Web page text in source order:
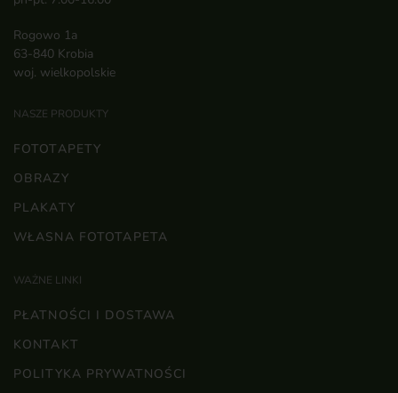
Rogowo 1a
63-840 Krobia
woj. wielkopolskie
NASZE PRODUKTY
FOTOTAPETY
OBRAZY
PLAKATY
WŁASNA FOTOTAPETA
WAŻNE LINKI
PŁATNOŚCI I DOSTAWA
KONTAKT
POLITYKA PRYWATNOŚCI